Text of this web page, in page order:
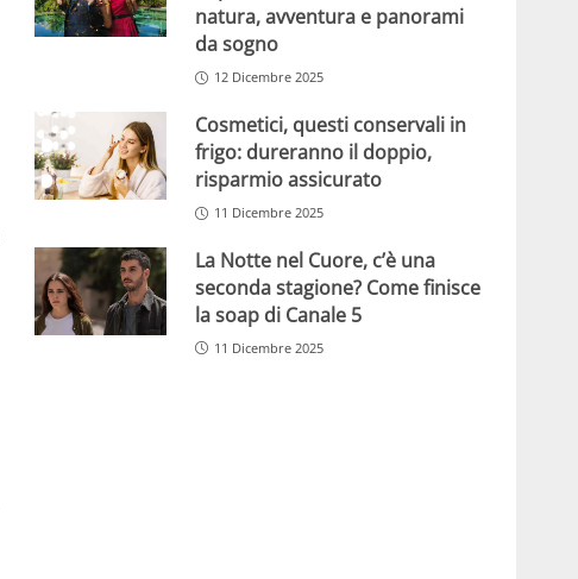
natura, avventura e panorami
da sogno
12 Dicembre 2025
Cosmetici, questi conservali in
frigo: dureranno il doppio,
risparmio assicurato
11 Dicembre 2025
La Notte nel Cuore, c’è una
seconda stagione? Come finisce
la soap di Canale 5
11 Dicembre 2025